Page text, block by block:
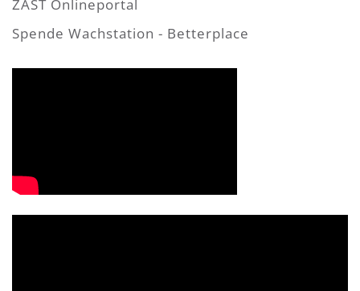
ZAST Onlineportal
Spende Wachstation - Betterplace